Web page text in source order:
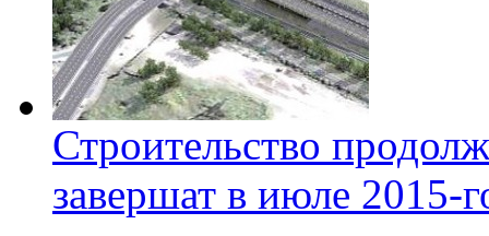
Строительство
завершат в июле 2015-